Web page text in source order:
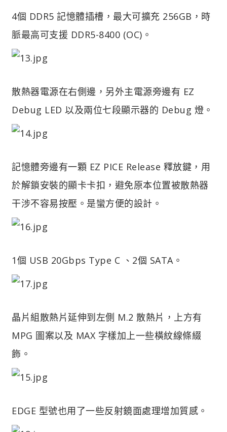
4個 DDR5 記憶體插槽，最大可擴充 256GB，時
脈最高可支援 DDR5-8400 (OC)。
散熱器電源在右側邊，另外主電源旁邊有 EZ
Debug LED 以及兩位七段顯示器的 Debug 燈。
記憶體旁邊有一顆 EZ PICE Release 釋放鍵，用
於解鎖安裝的顯卡卡扣，避免原本位置被散熱器
干涉不容易按壓。是蠻方便的設計。
1個 USB 20Gbps Type C 、2個 SATA。
晶片組散熱片延伸到左側 M.2 散熱片，上方有
MPG 圖案以及 MAX 字樣加上一些橫紋線條綴
飾。
EDGE 型號也用了一些反射鏡面處理增加質感。